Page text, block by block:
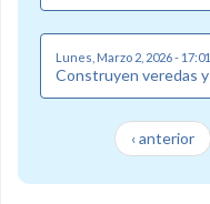
Lunes, Marzo 2, 2026 - 17:01
Construyen veredas
‹ anterior